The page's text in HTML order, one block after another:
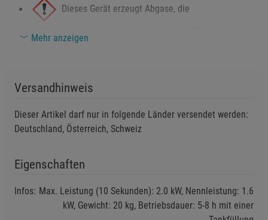
Dieses Gerät erzeugt Abgase, die
Kohlenmonoxid enthalten können - nur im Freien
Explosionsgefahr: Benzin kann unter bestimmten
Bedingungen entzündlich sein. Kontakt mit Flammen
oder Funken vermeiden.
Gerät nur im Freien verwenden, um das Risiko des
Vor jeder Benutzung den Zustand des Geräts prüfen,
insbesondere die Kabel und Anschlüsse.
Mehr anzeigen
Versandhinweis
Dieser Artikel darf nur in folgende Länder versendet werden:
Deutschland, Österreich, Schweiz
Eigenschaften
Infos: Max. Leistung (10 Sekunden): 2.0 kW, Nennleistung: 1.6
kW, Gewicht: 20 kg, Betriebsdauer: 5-8 h mit einer